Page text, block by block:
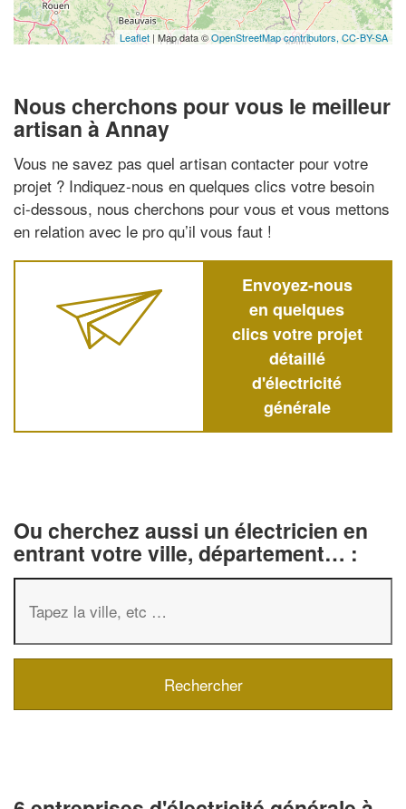
Leaflet | Map data ©OpenStreetMap contributors, CC-BY-SA
Nous cherchons pour vous le meilleur
artisan à Annay
Vous ne savez pas quel artisan contacter pour votre
projet ? Indiquez-nous en quelques clics votre besoin
ci-dessous, nous cherchons pour vous et vous mettons
en relation avec le pro qu’il vous faut !
Envoyez-nous
en quelques
clics votre projet
détaillé
d'électricité
générale
Ou cherchez aussi un électricien en
entrant votre ville, département… :